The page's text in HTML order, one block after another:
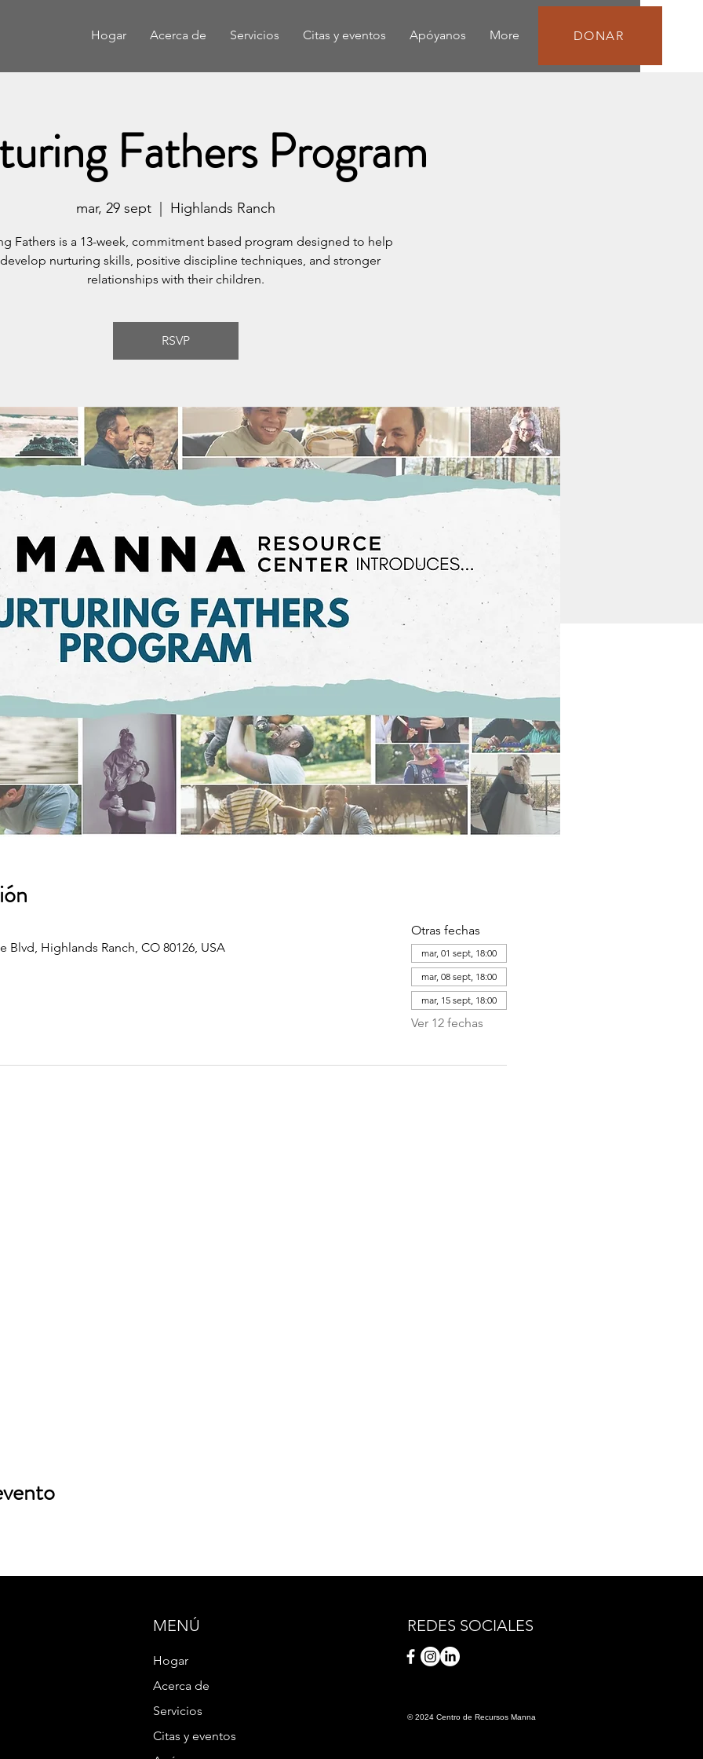
Hogar Acerca de Servicios Citas y eventos Apóyanos More DONAR
Fathers Program
mar, 29 sept Highlands Ranch
Fathers is a 13-week, commitment based program designed to help
nurturing skills, positive discipline techniques, and stronger
relationships with their children.
RSVP
Blvd, Highlands Ranch, CO 80126, USA
Otras fechas
mar, 01 sept, 18:00
mar, 08 sept, 18:00
mar, 15 sept, 18:00
Ver 12 fechas
MENÚ
Hogar
Acerca de
Servicios
Citas y eventos
REDES SOCIALES
© 2024 Centro de Recursos Manna